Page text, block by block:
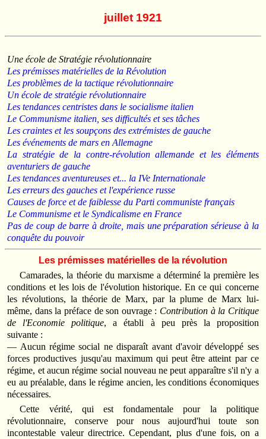
juillet 1921
Une école de Stratégie révolutionnaire
Les prémisses matérielles de la Révolution
Les problèmes de la tactique révolutionnaire
Un école de stratégie révolutionnaire
Les tendances centristes dans le socialisme italien
Le Communisme italien, ses difficultés et ses tâches
Les craintes et les soupçons des extrémistes de gauche
Les événements de mars en Allemagne
La stratégie de la contre-révolution allemande et les éléments
aventuriers de gauche
Les tendances aventureuses et... la IVe Internationale
Les erreurs des gauches et l'expérience russe
Causes de force et de faiblesse du Parti communiste français
Le Communisme et le Syndicalisme en France
Pas de coup de barre à droite, mais une préparation sérieuse à la
conquête du pouvoir
Les prémisses matérielles de la révolution
Camarades, la théorie du marxisme a déterminé la première les
conditions et les lois de l'évolution historique. En ce qui concerne
les révolutions, la théorie de Marx, par la plume de Marx lui-
même, dans la préface de son ouvrage : Contribution à la Critique
de l'Economie politique, a établi à peu près la proposition
suivante :
— Aucun régime social ne disparaît avant d'avoir développé ses
forces productives jusqu'au maximum qui peut être atteint par ce
régime, et aucun régime social nouveau ne peut apparaître s'il n'y a
eu au préalable, dans le régime ancien, les conditions économiques
nécessaires.
Cette vérité, qui est fondamentale pour la politique
révolutionnaire, conserve pour nous aujourd'hui toute son
incontestable valeur directrice. Cependant, plus d'une fois, on a